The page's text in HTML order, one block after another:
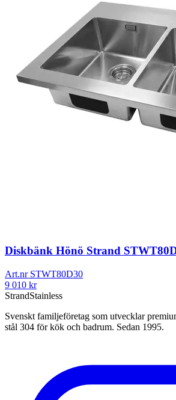
Diskbänk Hönö Strand
Art.nr STWT80D30
9 010 kr
StrandStainless
Svenskt familjeföretag som utvecklar
stål 304 för kök och badrum. Sedan 1995.